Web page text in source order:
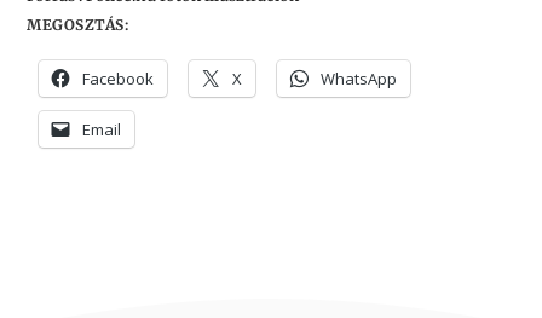
MEGOSZTÁS:
Facebook X WhatsApp
Email